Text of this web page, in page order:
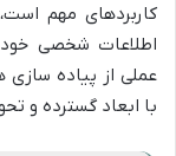
کاربردهای مهم
اطلاعات شخصی خود
عملی از پیاده سازی
با ابعاد گسترده و